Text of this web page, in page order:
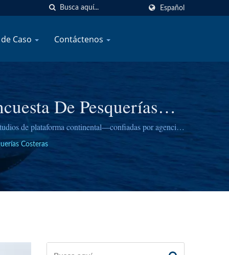
Español
Caso Contáctenos
De Pesquerías
de plataforma continental—confiadas por agencias
Costeras